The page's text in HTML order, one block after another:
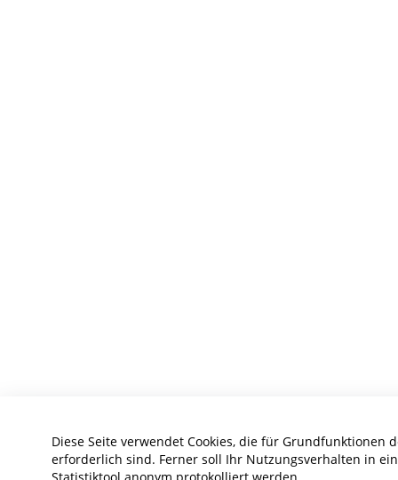
Diese Seite verwendet Cookies, die für Grundfunktionen
erforderlich sind. Ferner soll Ihr Nutzungsverhalten in